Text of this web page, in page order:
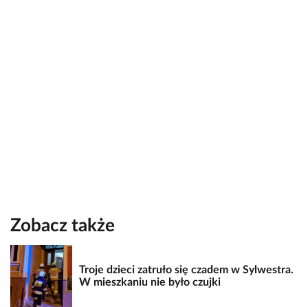
Zobacz także
Troje dzieci zatruło się czadem w Sylwestra.
W mieszkaniu nie było czujki